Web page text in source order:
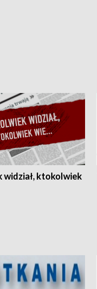
widział, ktokolwiek